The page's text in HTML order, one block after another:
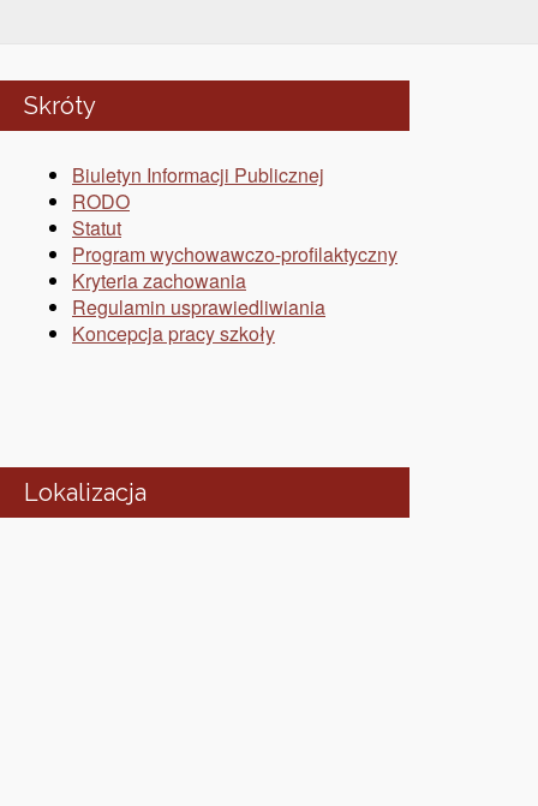
Skróty
Biuletyn Informacji Publicznej
RODO
Statut
Program wychowawczo-profilaktyczny
Kryteria zachowania
Regulamin usprawiedliwiania
Koncepcja pracy szkoły
Lokalizacja